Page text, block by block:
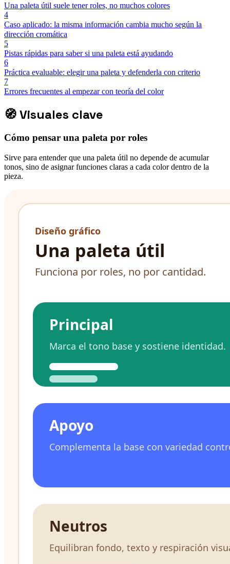
Una paleta útil suele tener roles, no muchos colores
4
Caso aplicado: la misma información cambia mucho según la
dirección cromática
5
Pistas rápidas para saber si una paleta está ayudando
6
Práctica evaluable: elegir una paleta y defenderla con criterio
7
Errores frecuentes al empezar con teoría del color
🧭Visuales clave
Cómo pensar una paleta por roles
Sirve para entender que una paleta útil no depende de acumular
tonos, sino de asignar funciones claras a cada color dentro de la
pieza.